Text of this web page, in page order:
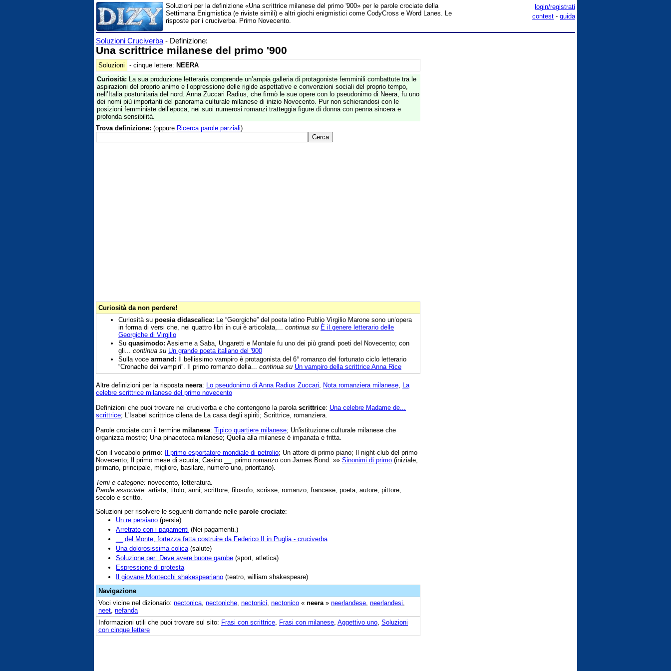
login/registrati
contest - guida
Soluzioni per la definizione «Una scrittrice milanese del primo '900» per le parole crociate della
Settimana Enigmistica (e riviste simili) e altri giochi enigmistici come CodyCross e Word Lanes. Le
risposte per i cruciverba. Primo Novecento.
Soluzioni Cruciverba - Definizione:
Una scrittrice milanese del primo '900
Soluzioni - cinque lettere: NEERA
Curiosità: La sua produzione letteraria comprende un’ampia galleria di protagoniste femminili combattute tra le
aspirazioni del proprio animo e l’oppressione delle rigide aspettative e convenzioni sociali del proprio tempo,
nell’Italia postunitaria del nord. Anna Zuccari Radius, che firmò le sue opere con lo pseudonimo di Neera, fu uno
dei nomi più importanti del panorama culturale milanese di inizio Novecento. Pur non schierandosi con le
posizioni femministe dell’epoca, nei suoi numerosi romanzi tratteggia figure di donna con penna sincera e
profonda sensibilità.
Trova definizione: (oppure Ricerca parole parziali)
Curiosità da non perdere!
Curiosità su poesia didascalica: Le “Georgiche” del poeta latino Publio Virgilio Marone sono un’opera
in forma di versi che, nei quattro libri in cui è articolata,... continua su È il genere letterario delle
Georgiche di Virgilio
Su quasimodo: Assieme a Saba, Ungaretti e Montale fu uno dei più grandi poeti del Novecento; con
gli... continua su Un grande poeta italiano del '900
Sulla voce armand: Il bellissimo vampiro è protagonista del 6° romanzo del fortunato ciclo letterario
“Cronache dei vampiri”. Il primo romanzo della... continua su Un vampiro della scrittrice Anna Rice
Altre definizioni per la risposta neera: Lo pseudonimo di Anna Radius Zuccari Nota romanziera milanese La
celebre scrittrice milanese del primo novecento
Definizioni che puoi trovare nei cruciverba e che contengono la parola scrittrice: Una celebre Madame de...
scrittrice; L'Isabel scrittrice cilena de La casa degli spiriti; Scrittrice, romanziera.
Parole crociate con il termine milanese: Tipico quartiere milanese; Un'istituzione culturale milanese che
organizza mostre; Una pinacoteca milanese; Quella alla milanese è impanata e fritta.
Con il vocabolo primo: Il primo esportatore mondiale di petrolio; Un attore di primo piano; Il night-club del primo
Novecento; Il primo mese di scuola; Casino __: primo romanzo con James Bond. »» Sinonimi di primo (iniziale,
primario, principale, migliore, basilare, numero uno, prioritario).
Temi e categorie: novecento, letteratura.
Parole associate: artista, titolo, anni, scrittore, filosofo, scrisse, romanzo, francese, poeta, autore, pittore,
secolo e scritto.
Soluzioni per risolvere le seguenti domande nelle parole crociate:
Un re persiano (persia)
Arretrato con i pagamenti (Nei pagamenti.)
__ del Monte, fortezza fatta costruire da Federico II in Puglia - cruciverba
Una dolorosissima colica (salute)
Soluzione per: Deve avere buone gambe (sport, atletica)
Espressione di protesta
Il giovane Montecchi shakespeariano (teatro, william shakespeare)
Navigazione
Voci vicine nel dizionario: nectonica nectoniche nectonici nectonico « neera » neerlandese neerlandesi
neet nefanda
Informazioni utili che puoi trovare sul sito: Frasi con scrittrice Frasi con milanese Aggettivo uno Soluzioni
con cinque lettere